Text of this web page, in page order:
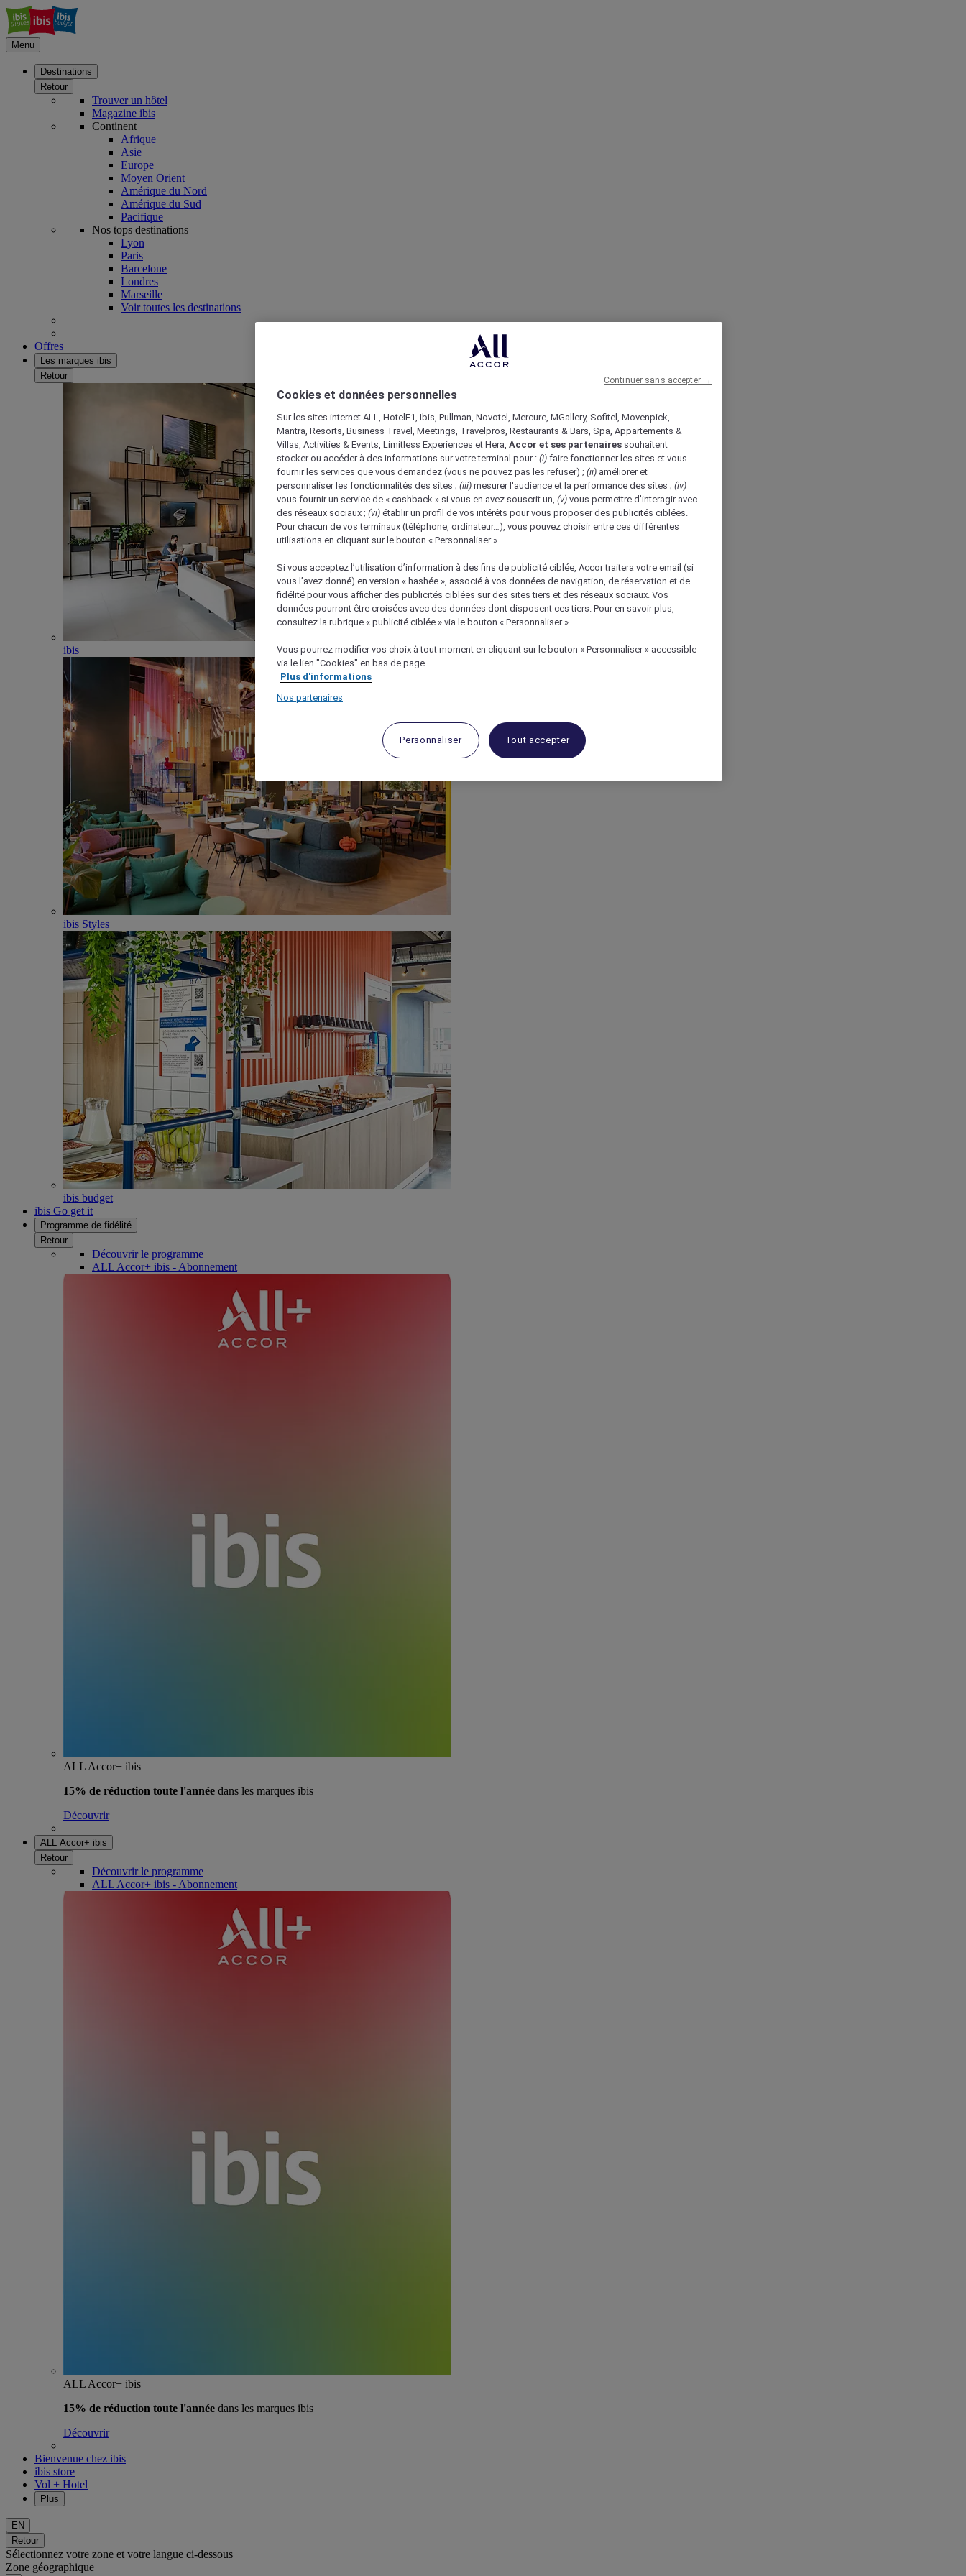
Menu
Destinations
Retour
Trouver un hôtel
Magazine ibis
Continent
Afrique
Asie
Europe
Moyen Orient
Amérique du Nord
Amérique du Sud
Pacifique
Nos tops destinations
Lyon
Paris
Barcelone
Londres
Marseille
Voir toutes les destinations
Offres
Les marques ibis
Retour
ibis
ibis Styles
ibis budget
ibis Go get it
Programme de fidélité
Retour
Découvrir le programme
ALL Accor+ ibis - Abonnement
ALL Accor+ ibis
15% de réduction toute l'année dans les marques ibis
Découvrir
ALL Accor+ ibis
Retour
Découvrir le programme
ALL Accor+ ibis - Abonnement
ALL Accor+ ibis
15% de réduction toute l'année dans les marques ibis
Découvrir
Bienvenue chez ibis
ibis store
Vol + Hotel
Plus
EN
Retour
Sélectionnez votre zone et votre langue ci-dessous
Zone géographique
Cookies et données personnelles
Sur les sites internet ALL, HotelF1, Ibis, Pullman, Novotel, Mercure, MGallery, Sofitel, Movenpick,
Mantra, Resorts, Business Travel, Meetings, Travelpros, Restaurants & Bars, Spa, Appartements &
Villas, Activities & Events, Limitless Experiences et Hera, Accor et ses partenaires souhaitent
stocker ou accéder à des informations sur votre terminal pour : (i) faire fonctionner les sites et vous
fournir les services que vous demandez (vous ne pouvez pas les refuser) ; (ii) améliorer et
personnaliser les fonctionnalités des sites ; (iii) mesurer l'audience et la performance des sites ; (iv)
vous fournir un service de « cashback » si vous en avez souscrit un, (v) vous permettre d'interagir avec
des réseaux sociaux ; (vi) établir un profil de vos intérêts pour vous proposer des publicités ciblées.
Pour chacun de vos terminaux (téléphone, ordinateur…), vous pouvez choisir entre ces différentes
utilisations en cliquant sur le bouton « Personnaliser ».
Si vous acceptez l’utilisation d’information à des fins de publicité ciblée, Accor traitera votre email (si
vous l’avez donné) en version « hashée », associé à vos données de navigation, de réservation et de
fidélité pour vous afficher des publicités ciblées sur des sites tiers et des réseaux sociaux. Vos
données pourront être croisées avec des données dont disposent ces tiers. Pour en savoir plus,
consultez la rubrique « publicité ciblée » via le bouton « Personnaliser ».
Vous pourrez modifier vos choix à tout moment en cliquant sur le bouton « Personnaliser » accessible
via le lien "Cookies" en bas de page.
Plus d'informations
Nos partenaires
Personnaliser Tout accepter
Continuer sans accepter →